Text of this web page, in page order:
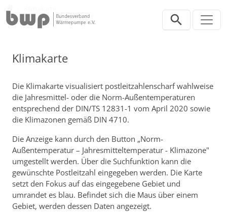
Klimakarte
Die Klimakarte visualisiert postleitzahlenscharf wahlweise
die Jahresmittel- oder die Norm-Außentemperaturen
entsprechend der DIN/TS 12831-1 vom April 2020 sowie
die Klimazonen gemäß DIN 4710.
Die Anzeige kann durch den Button „Norm-
Außentemperatur – Jahresmitteltemperatur - Klimazone"
umgestellt werden. Über die Suchfunktion kann die
gewünschte Postleitzahl eingegeben werden. Die Karte
setzt den Fokus auf das eingegebene Gebiet und
umrandet es blau. Befindet sich die Maus über einem
Gebiet, werden dessen Daten angezeigt.